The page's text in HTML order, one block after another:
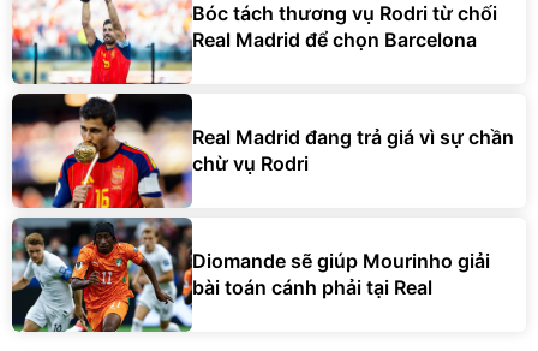
Bóc tách thương vụ Rodri từ chối
Real Madrid để chọn Barcelona
Real Madrid đang trả giá vì sự chần
chừ vụ Rodri
Diomande sẽ giúp Mourinho giải
bài toán cánh phải tại Real